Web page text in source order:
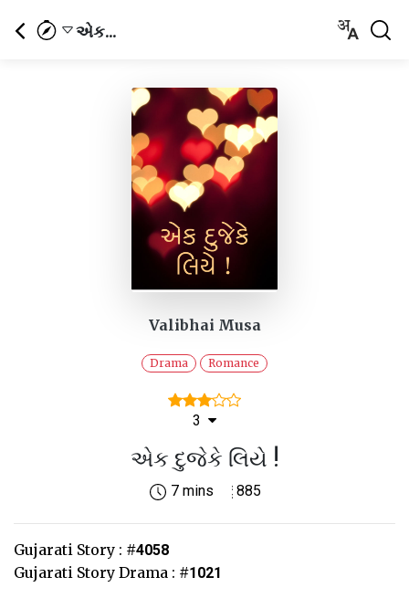
એક...
Valibhai Musa
Drama Romance
3
એક દુજેકે લિયે !
7 mins 885
Gujarati Story : #4058
Gujarati Story Drama : #1021